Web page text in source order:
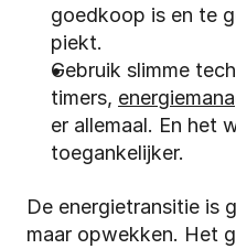
goedkoop is en te
piekt.
Gebruik slimme
timers,
er allemaal. En het
toegankelijker.
De energietransitie is
maar opwekken. Het